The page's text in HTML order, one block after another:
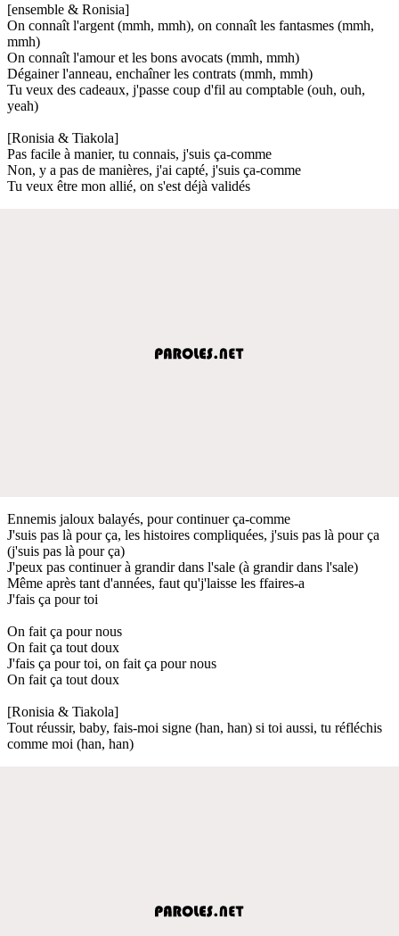
[ensemble & Ronisia]
On connaît l'argent (mmh, mmh), on connaît les fantasmes (mmh,
mmh)
On connaît l'amour et les bons avocats (mmh, mmh)
Dégainer l'anneau, enchaîner les contrats (mmh, mmh)
Tu veux des cadeaux, j'passe coup d'fil au comptable (ouh, ouh,
yeah)
[Ronisia & Tiakola]
Pas facile à manier, tu connais, j'suis ça-comme
Non, y a pas de manières, j'ai capté, j'suis ça-comme
Tu veux être mon allié, on s'est déjà validés
Ennemis jaloux balayés, pour continuer ça-comme
J'suis pas là pour ça, les histoires compliquées, j'suis pas là pour ça
(j'suis pas là pour ça)
J'peux pas continuer à grandir dans l'sale (à grandir dans l'sale)
Même après tant d'années, faut qu'j'laisse les ffaires-a
J'fais ça pour toi
On fait ça pour nous
On fait ça tout doux
J'fais ça pour toi, on fait ça pour nous
On fait ça tout doux
[Ronisia & Tiakola]
Tout réussir, baby, fais-moi signe (han, han) si toi aussi, tu réfléchis
comme moi (han, han)